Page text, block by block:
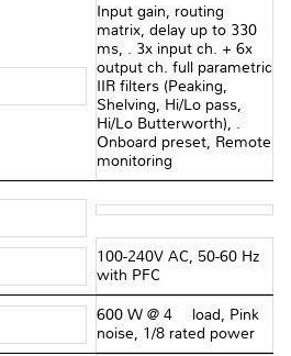
Input gain, routing
matrix, delay up to 330
ms, . 3x input ch. + 6x
output ch. full parametric
IIR filters (Peaking,
Shelving, Hi/Lo pass,
Hi/Lo Butterworth), .
Onboard preset, Remote
monitoring
100-240V AC, 50-60 Hz
with PFC
600 W @ 4 Ω load, Pink
noise, 1/8 rated power